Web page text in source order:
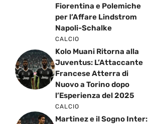
Fiorentina e Polemiche
per l’Affare Lindstrom
Napoli-Schalke
CALCIO
Kolo Muani Ritorna alla
Juventus: L’Attaccante
Francese Atterra di
Nuovo a Torino dopo
l’Esperienza del 2025
CALCIO
Martinez e il Sogno Inter: